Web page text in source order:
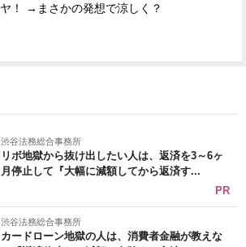
ヤ！ →まさかの発想で涼しく？
渋谷法務総合事務所
リボ地獄から抜け出したい人は、返済を3～6ヶ
月停止して『大幅に減額してから返済す...
PR
渋谷法務総合事務所
カードローン地獄の人は、消費者金融が教えな